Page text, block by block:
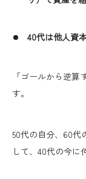
40代は他人資
「ゴールから逆
す。
50代の自分、60
して、40代の今に